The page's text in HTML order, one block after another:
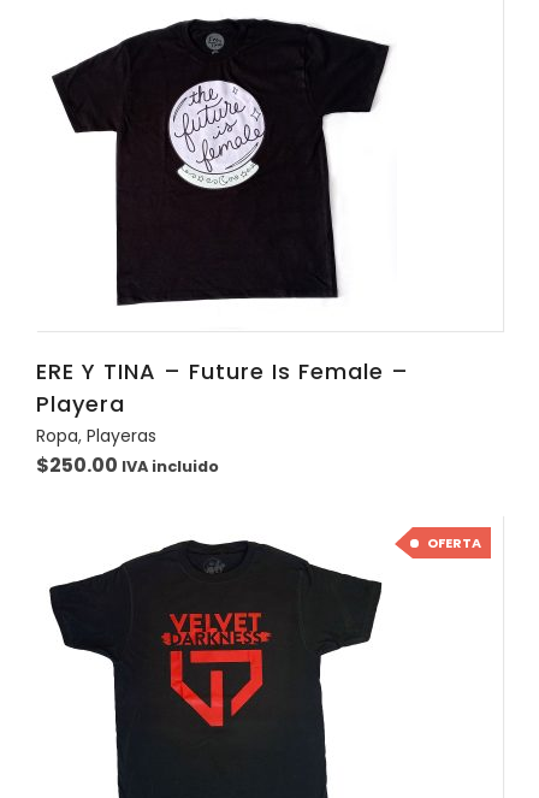
ERE Y TINA – Future Is Female –
Playera
Ropa, Playeras
$250.00 IVA incluido
OFERTA